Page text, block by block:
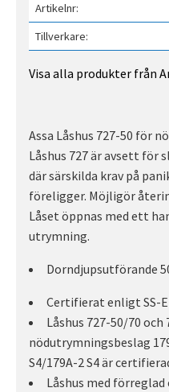
Artikelnr
Tillverkare
Visa alla produkter från
Assa Låshus 727-50 för
Låshus 727 är avsett för
där särskilda krav på
föreligger. Möjligör
Låset öppnas med ett
utrymning.
Dorndjupsutförande
Certifierat enligt SS-
Låshus 727-50/70
nödutrymningsbeslag
S4/179A-2 S4 är
Låshus med